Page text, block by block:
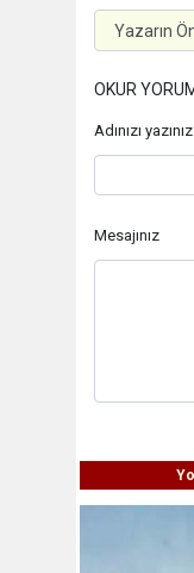
OKUR
Adınızı yazınız
Mesajınız